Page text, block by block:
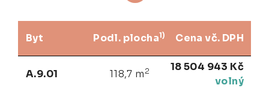
Byt Podl. plocha1) Cena vč. DPH
A.9.01 118,7 m 2
18 504 943 Kč
volný